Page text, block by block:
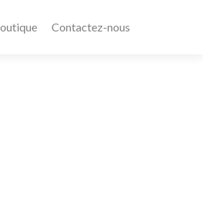
Contactez-nous